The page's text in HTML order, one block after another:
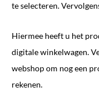
te selecteren.
Hiermee heeft u het
digitale winkelwagen.
webshop om nog een
rekenen.